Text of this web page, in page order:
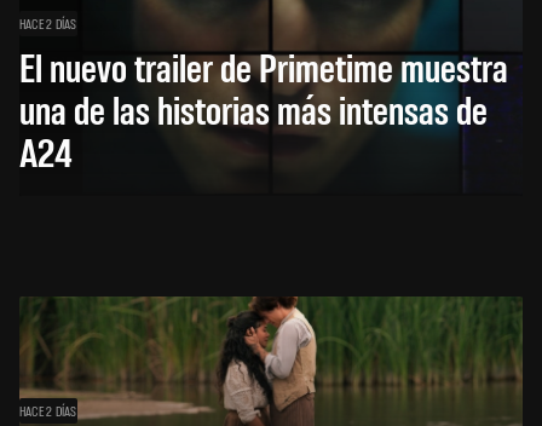
HACE 2 DÍAS
El nuevo trailer de Primetime muestra
una de las historias más intensas de
A24
HACE 2 DÍAS